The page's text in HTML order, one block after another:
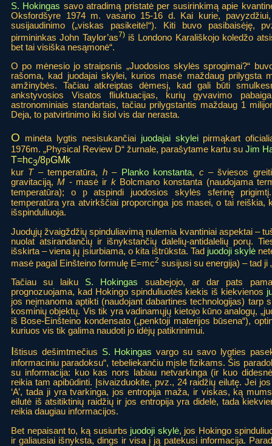
S. Hokingas savo atradimą pristatė per susirinkimą apie
Oksfordšyre 1974 m. vasario 15-16 d. Kai kurie,
susijaudinimo („viskas pasikeitė!“). Kiti buvo pasibaisėję,
pirmininkas John Taylor’as7)iš Londono Karališkojo koledžo
bet tai visiška nesąmonė“.
O po mėnesio jo straipsnis „Juodosios skylės sprogimai?“
rašoma, kad juodajai skylei, kurios masė maždaug prilygsta
amžinybės. Tačiau atkreiptas dėmesį, kad gali būti
ankstyvosios Visatos fliuktuacijas, kurių gyvavimo
astronominiais standartais, tačiau prilygstantis maždaug 1
Deja, to patvirtinimo iki šiol vis dar nerasta.
O minėta lygtis nesisukančiai juodajai skyleipirmąkart
1976m. „Physical Review D“ žurnale, parašytame kartu su Jim
T=hc3/8pGMk
kur T– temperatūra, h– Planko konstanta, c– šviesos
gravitaciją,M - masė ir kBolcmano konstanta (naudojama
temperatūra); o patspindi juodosios skylės sferinę
temperatūra yra atvirkščiai proporcinga jos masei, o tai reiškia,
išspinduliuoja.
Juodųjų žvaigždžių spinduliavimą nulemia kvantiniai aspektai –
nuolat atsirandančių ir išnykstančių dalelių-antidalelių porų.
išskirta – viena jų įsiurbiama, o kita ištrūksta. Tad juodoji skylė
masė pagal Einšteino formulę E=mc2 susijusi su energija) – tad ji
Tačiau su laiku S. Hokingas suabejojo, ar dar pats
prognozuojama, kad Hokingo spinduliuotės kiekis iš kiekvienos
jos neįmanoma aptikti (naudojant dabartines technologijas) tarp
kosminių objektų. Vis tik yra vadinamųjų kietojo kūno analogų,
iš Bose-Einšteino kondensato („penktoji materijos būsena“),
kuriuos vis tik galima naudoti jo idėjų patikrinimui.
Ištisus dešimtmečius S. Hokingas vargo su savo lygties
informaciniu paradoksu“, tebeliekančiu mįsle fizikams. Šis
su informacija: kuo kas nors labiau netvarkinga (ir kuo
reikia tam apibūdinti. Įsivaizduokite, pvz., 24 raidžių eilutę. Jei
‘A’, tada ji yra tvarkinga, jos entropija maža, ir viskas, ką
eilutė iš atsitiktinių raidžių ir jos entropija yra didelė, tada
reikia daugiau informacijos.
Bet nepaisant to, ką susiurbs juodoji skylė, jos Hokingo
ir galiausiai išnyksta, dings ir visa į ją patekusi informacija.